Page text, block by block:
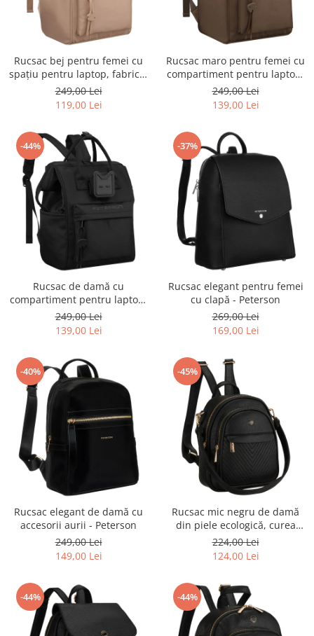
Rucsac bej pentru femei cu
spațiu pentru laptop, fabricat
din poliester, cu un singur
compartiment - Peterson
249,00 Lei
119,00 Lei
Rucsac maro pentru femei cu
compartiment pentru laptop,
confecționat din poliester și
închidere cu fermoar -
Peterson
249,00 Lei
139,00 Lei
-44%
Rucsac de damă cu
compartiment pentru laptop,
fabricat din poliester negru -
Peterson
249,00 Lei
139,00 Lei
-37%
Rucsac elegant pentru femei
cu clapă - Peterson
269,00 Lei
169,00 Lei
-40%
Rucsac elegant de damă cu
accesorii aurii - Peterson
249,00 Lei
149,00 Lei
-45%
Rucsac mic negru de damă
din piele ecologică, curea
elegantă de umăr, geantă 2 în
1 - Peterson
224,00 Lei
124,00 Lei
-44% -44%